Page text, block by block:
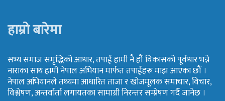
हाम्रो बारेमा
सभ्य समाज समृद्धिको आधार, तपाई हामी नै हौं विकासको पूर्वधार भन्ने
नाराका साथ हामी नेपाल अभियान मार्फत तपाईहरू माझ आएका छौं ।
नेपाल अभियानले तथ्यमा आधारित ताजा र खोजमूलक समाचार, विचार,
विश्लेषण, अन्तर्वार्ता लगायतका सामाग्री निरन्तर सम्प्रेषण गर्दै जानेछ ।